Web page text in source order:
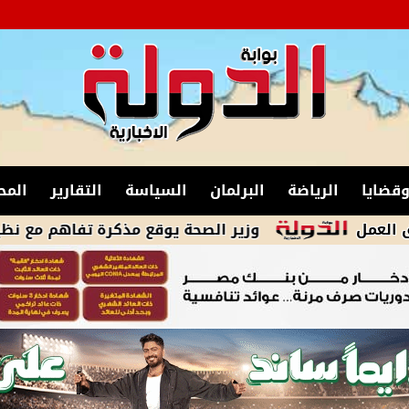
الرياضة البرلمان السياسة التقارير
وزير الصحة يوقع مذكرة تفاهم مع نظيره